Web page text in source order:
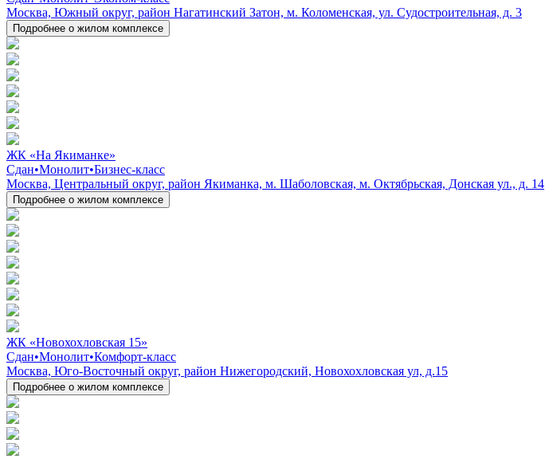
Москва, Южный округ, район Нагатинский Затон, м. Коломенская, ул. Судостроительная, д. 3
Подробнее о жилом комплексе
ЖК «На Якиманке»
Сдан•Монолит•Бизнес-класс
Москва, Центральный округ, район Якиманка, м. Шаболовская, м. Октябрьская, Донская ул., д. 14
Подробнее о жилом комплексе
ЖК «Новохохловская 15»
Сдан•Монолит•Комфорт-класс
Москва, Юго-Восточный округ, район Нижегородский, Новохохловская ул, д.15
Подробнее о жилом комплексе